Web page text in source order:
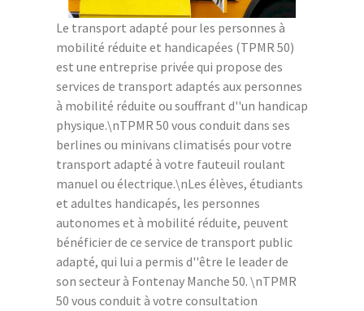
Le transport adapté pour les personnes à
mobilité réduite et handicapées (TPMR 50)
est une entreprise privée qui propose des
services de transport adaptés aux personnes
à mobilité réduite ou souffrant d''un handicap
physique.\nTPMR 50 vous conduit dans ses
berlines ou minivans climatisés pour votre
transport adapté à votre fauteuil roulant
manuel ou électrique.\nLes élèves, étudiants
et adultes handicapés, les personnes
autonomes et à mobilité réduite, peuvent
bénéficier de ce service de transport public
adapté, qui lui a permis d''être le leader de
son secteur à Fontenay Manche 50. \nTPMR
50 vous conduit à votre consultation